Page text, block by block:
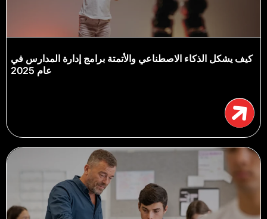
كيف يشكل الذكاء الاصطناعي والأتمتة برامج إدارة المدارس في
عام 2025